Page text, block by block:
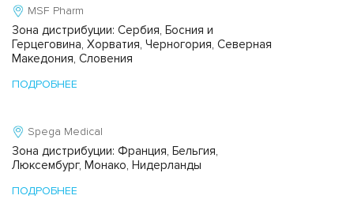
MSF Pharm
Зона дистрибуции: Сербия, Босния и
Герцеговина, Хорватия, Черногория, Северная
Македония, Словения
ПОДРОБНЕЕ
Spega Medical
Зона дистрибуции: Франция, Бельгия,
Люксембург, Монако, Нидерланды
ПОДРОБНЕЕ